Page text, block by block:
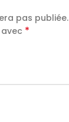
pas publiée.
*